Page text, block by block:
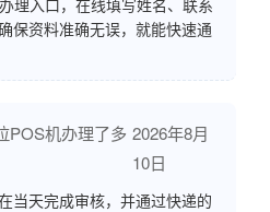
理入口，在线填写姓名、联系
保资料准确无误，就能快速通
POS机办理了多 2026年8月
10日
当天完成审核，并通过快递的